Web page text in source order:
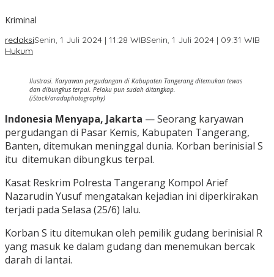
Kriminal
redaksiSenin, 1 Juli 2024 | 11:28 WIBSenin, 1 Juli 2024 | 09:31 WIB
Hukum
Ilustrasi. Karyawan pergudangan di Kabupaten Tangerang ditemukan tewas
dan dibungkus terpal. Pelaku pun sudah ditangkap.
(iStock/aradaphotography)
Indonesia Menyapa, Jakarta — Seorang karyawan
pergudangan di Pasar Kemis, Kabupaten Tangerang,
Banten, ditemukan meninggal dunia. Korban berinisial S
itu ditemukan dibungkus terpal.
Kasat Reskrim Polresta Tangerang Kompol Arief
Nazarudin Yusuf mengatakan kejadian ini diperkirakan
terjadi pada Selasa (25/6) lalu.
Korban S itu ditemukan oleh pemilik gudang berinisial R
yang masuk ke dalam gudang dan menemukan bercak
darah di lantai.